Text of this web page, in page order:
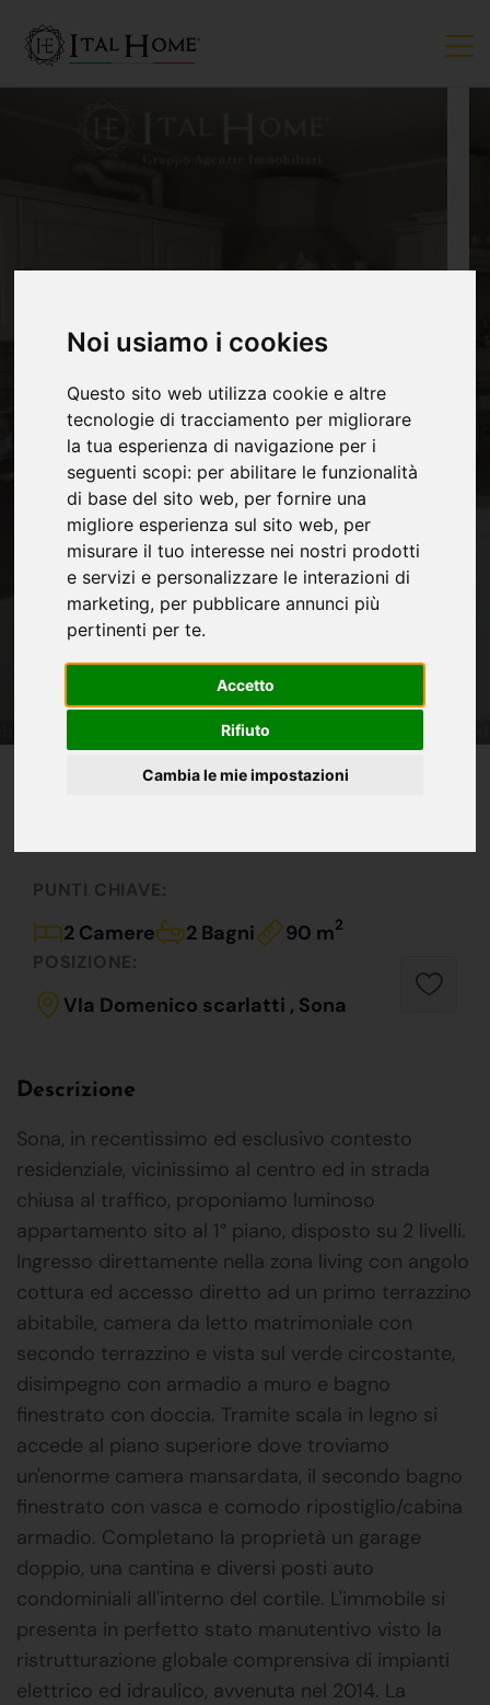
Noi usiamo i cookies
Questo sito web utilizza cookie e altre
tecnologie di tracciamento per migliorare
la tua esperienza di navigazione per i
seguenti scopi: per abilitare le funzionalità
di base del sito web, per fornire una
migliore esperienza sul sito web, per
misurare il tuo interesse nei nostri prodotti
e servizi e personalizzare le interazioni di
marketing, per pubblicare annunci più
pertinenti per te.
Accetto
Rifiuto
Cambia le mie impostazioni
VENDUTO
209.000 €
PUNTI CHIAVE:
2 Camere 2 Bagni 90 m2
POSIZIONE:
VIa Domenico scarlatti , Sona
Descrizione
Sona, in recentissimo ed esclusivo contesto
residenziale, vicinissimo al centro ed in strada
chiusa al traffico, proponiamo luminoso
appartamento sito al 1° piano, disposto su 2 livelli.
Ingresso direttamente nella zona living con angolo
cottura ed accesso diretto ad un primo terrazzino
abitabile, camera da letto matrimoniale con
secondo terrazzino e vista sul verde circostante,
disimpegno con armadio a muro e bagno
finestrato con doccia. Tramite scala in legno si
accede al piano superiore dove troviamo
un'enorme camera mansardata, il secondo bagno
finestrato con vasca e comodo ripostiglio/cabina
armadio. Completano la proprietà un garage
doppio, una cantina e diversi posti auto
condominiali all'interno del cortile. L'immobile si
presenta in perfetto stato manutentivo visto la
ristrutturazione globale comprensiva di impianti
elettrico ed idraulico, avvenuta nel 2014. La